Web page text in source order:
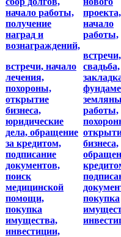
начало работы,
получение
наград и
вознаграждений,
встречи, начало
лечения,
похороны,
открытие
бизнеса,
юридические
дела, обращение
за кредитом,
подписание
документов,
поиск
медицинской
помощи,
покупка
имущества,
инвестиции,
проекта,
начало
работы,
встречи,
свадьба,
работы,
бизнеса,
покупка